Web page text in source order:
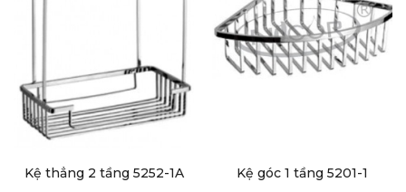
Kệ thẳng 2 tầng 5252-1A Kệ góc 1 tầng 5201-1